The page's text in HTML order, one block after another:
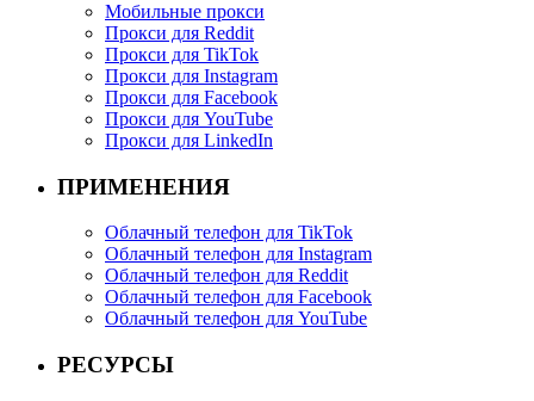
Мобильные прокси
Прокси для Reddit
Прокси для TikTok
Прокси для Instagram
Прокси для Facebook
Прокси для YouTube
Прокси для LinkedIn
ПРИМЕНЕНИЯ
Облачный телефон для TikTok
Облачный телефон для Instagram
Облачный телефон для Reddit
Облачный телефон для Facebook
Облачный телефон для YouTube
РЕСУРСЫ